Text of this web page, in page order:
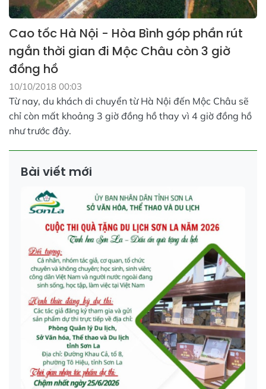
Cao tốc Hà Nội - Hòa Bình góp phần rút
ngắn thời gian đi Mộc Châu còn 3 giờ
đồng hồ
10/10/2018 00:03
Từ nay, du khách di chuyển từ Hà Nội đến Mộc Châu sẽ
chỉ còn mất khoảng 3 giờ đồng hồ thay vì 4 giờ đồng hồ
như trước đây.
Bài viết mới